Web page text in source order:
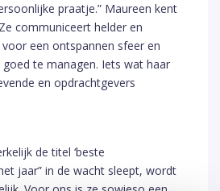
praatje.” Maureen kent
communiceert helder en
een ontspannen sfeer en
te managen. Iets wat haar
en opdrachtgevers
de titel ‘beste
jaar” in de wacht sleept, wordt